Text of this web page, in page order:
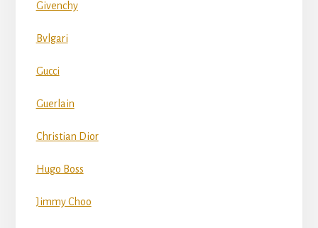
Givenchy
Bvlgari
Gucci
Guerlain
Christian Dior
Hugo Boss
Jimmy Choo